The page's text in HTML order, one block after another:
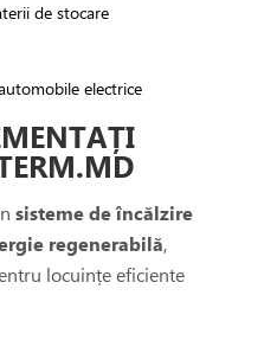
de stocare
electrice
sisteme de încălzire
regenerabilă,
locuințe eficiente